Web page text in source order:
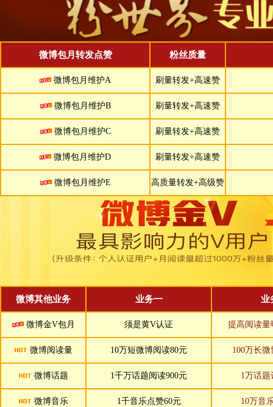
微博包月转发点赞 粉丝质量
微博包月维护A 刷量转发+高速赞
微博包月维护B 刷量转发+高速赞
微博包月维护C 刷量转发+高速赞
微博包月维护D 刷量转发+高速赞
微博包月维护E 高质量转发+高级赞
微博其他业务 业务一 业
微博金V包月 须是黄V认证 提高阅读量
微博阅读量 10万短微博阅读80元 100万长
微博话题 1千万话题阅读900元 1万话题
微博音乐 1千音乐点赞60元 10万音